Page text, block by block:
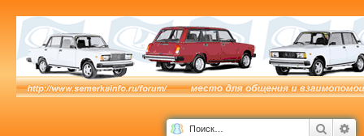
Поиск